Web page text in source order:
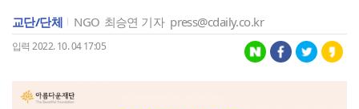
교단/단체 NGO 최승연 기자 press@cdaily.co.kr
입력 2022. 10. 04 17:05